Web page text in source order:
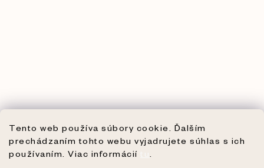
Tento web používa súbory cookie. Ďalším
prechádzaním tohto webu vyjadrujete súhlas s ich
používaním. Viac informácií